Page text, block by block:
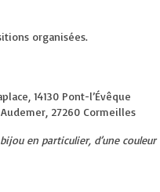
organisées.
14130 Pont-l’Évêque
27260 Cormeilles
bijou en particulier, d’une